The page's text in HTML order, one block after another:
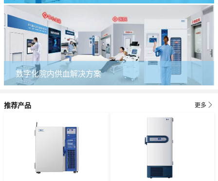
数字化院内供血解决方案
推荐产品 更多 